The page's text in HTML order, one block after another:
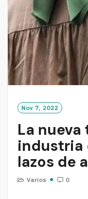
Nov 7, 2022
La
industria
lazos de
Varios 0